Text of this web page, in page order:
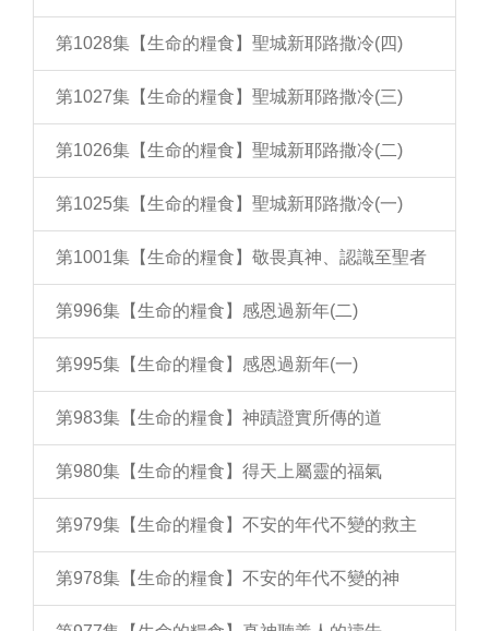
第1028集【生命的糧食】聖城新耶路撒冷(四)
第1027集【生命的糧食】聖城新耶路撒冷(三)
第1026集【生命的糧食】聖城新耶路撒冷(二)
第1025集【生命的糧食】聖城新耶路撒冷(一)
第1001集【生命的糧食】敬畏真神、認識至聖者
第996集【生命的糧食】感恩過新年(二)
第995集【生命的糧食】感恩過新年(一)
第983集【生命的糧食】神蹟證實所傳的道
第980集【生命的糧食】得天上屬靈的福氣
第979集【生命的糧食】不安的年代不變的救主
第978集【生命的糧食】不安的年代不變的神